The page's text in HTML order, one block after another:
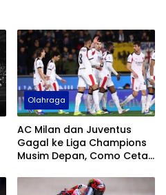
Olahraga
AC Milan dan Juventus
Gagal ke Liga Champions
Musim Depan, Como Cetak